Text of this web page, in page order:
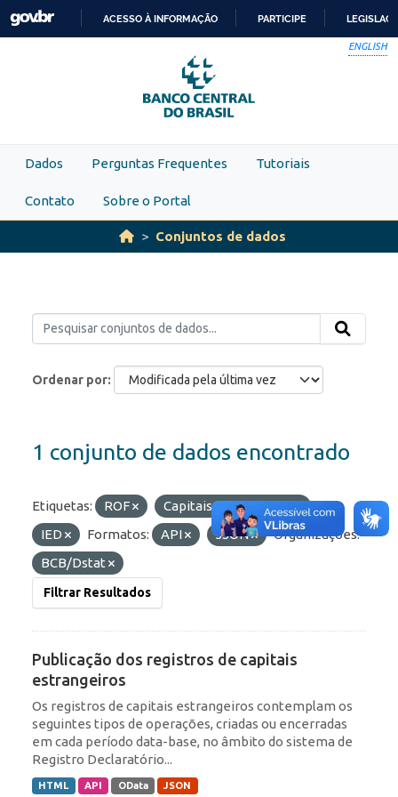
Skip to main content
PARA
O
CONTEÚDO
ACESSO À INFORMAÇÃO PARTICIPE
ENGLISH
Dados Perguntas Frequentes Tutoriais
Contato Sobre o Portal
Conjuntos de dados
Ordenar por
1 conjunto de dados encontrado
Etiquetas: ROF
Capitais Estrangeiros
IED
Formatos: API JSON
Organizações:
BCB/Dstat
Filtrar Resultados
Publicação dos registros de capitais
estrangeiros
Os registros de capitais estrangeiros contemplam os
seguintes tipos de operações, criadas ou encerradas
em cada período data-base, no âmbito do sistema de
Registro Declaratório...
HTML API OData JSON